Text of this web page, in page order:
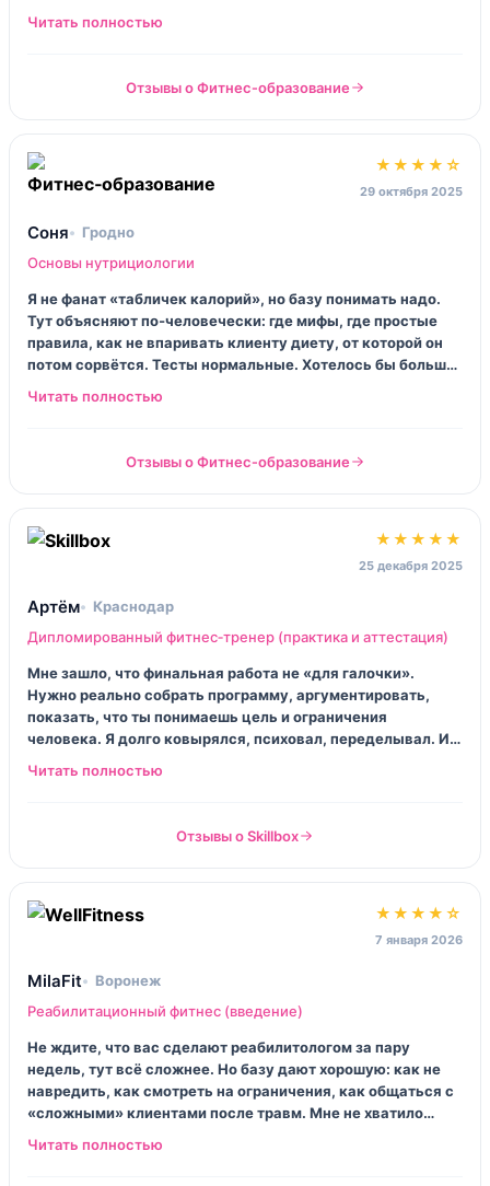
Отзывы о Фитнес‑образование
★★★★☆
29 октября 2025
Соня
Гродно
Основы нутрициологии
Я не фанат «табличек калорий», но базу понимать надо.
Тут объясняют по‑человечески: где мифы, где простые
правила, как не впаривать клиенту диету, от которой он
потом сорвётся. Тесты нормальные. Хотелось бы больше
Отзывы о Фитнес‑образование
★★★★★
25 декабря 2025
Артём
Краснодар
Дипломированный фитнес‑тренер (практика и аттестация)
Мне зашло, что финальная работа не «для галочки».
Нужно реально собрать программу, аргументировать,
показать, что ты понимаешь цель и ограничения
человека. Я долго ковырялся, психовал, переделывал. И
Отзывы о Skillbox
★★★★☆
7 января 2026
MilaFit
Воронеж
Реабилитационный фитнес (введение)
Не ждите, что вас сделают реабилитологом за пару
недель, тут всё сложнее. Но базу дают хорошую: как не
навредить, как смотреть на ограничения, как общаться с
«сложными» клиентами после травм. Мне не хватило